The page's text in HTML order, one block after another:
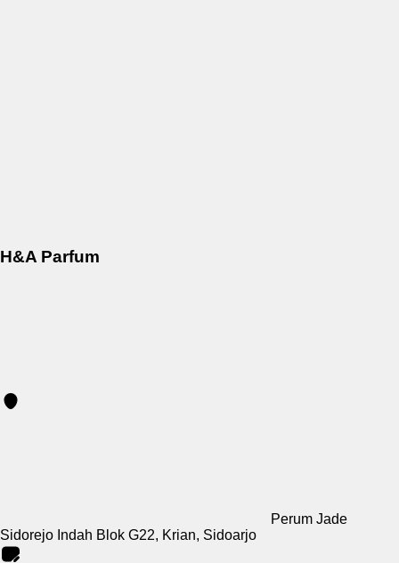
H&A Parfum
Perum Jade
Sidorejo Indah Blok G22, Krian, Sidoarjo